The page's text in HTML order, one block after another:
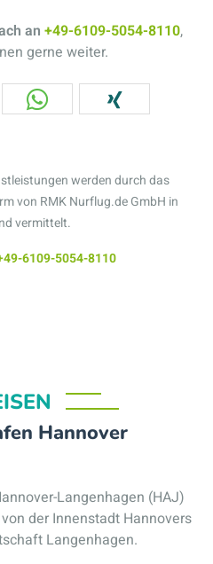
an +49-6109-5054-8110,
gerne weiter.
werden durch das
von RMK Nurflug.de GmbH in
vermittelt.
6109-5054-8110
Hannover
Langenhagen (HAJ)
der Innenstadt Hannovers
Langenhagen.